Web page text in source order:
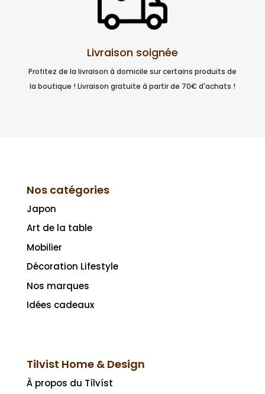
Livraison soignée
Profitez de la livraison à domicile sur certains produits de
la boutique ! Livraison gratuite à partir de 70€ d'achats !
Nos catégories
Japon
Art de la table
Mobilier
Décoration Lifestyle
Nos marques
Idées cadeaux
Tilvist Home & Design
À propos du Tílvíst